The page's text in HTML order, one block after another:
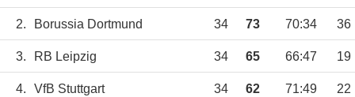
2. Borussia Dortmund 34 73 70:34 36
3. RB Leipzig 34 65 66:47 19
4. VfB Stuttgart 34 62 71:49 22